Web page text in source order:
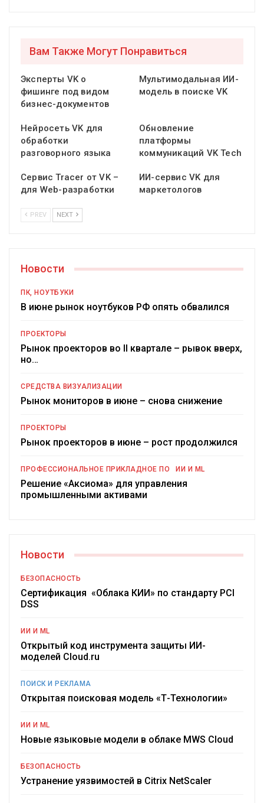
Вам Также Могут Понравиться
Эксперты VK о
фишинге под видом
бизнес-документов
Мультимодальная ИИ-
модель в поиске VK
Нейросеть VK для
обработки
разговорного языка
Обновление
платформы
коммуникаций VK Tech
Сервис Tracer от VK –
для Web-разработки
ИИ-сервис VK для
маркетологов
PREV NEXT
Новости
ПК, НОУТБУКИ
В июне рынок ноутбуков РФ опять обвалился
ПРОЕКТОРЫ
Рынок проекторов во II квартале – рывок вверх,
но…
СРЕДСТВА ВИЗУАЛИЗАЦИИ
Рынок мониторов в июне – снова снижение
ПРОЕКТОРЫ
Рынок проекторов в июне – рост продолжился
ПРОФЕССИОНАЛЬНОЕ ПРИКЛАДНОЕ ПО ИИ И ML
Решение «Аксиома» для управления
промышленными активами
Новости
БЕЗОПАСНОСТЬ
Сертификация «Облака КИИ» по стандарту PCI
DSS
ИИ И ML
Открытый код инструмента защиты ИИ-
моделей Cloud.ru
ПОИСК И РЕКЛАМА
Открытая поисковая модель «Т-Технологии»
ИИ И ML
Новые языковые модели в облаке MWS Cloud
БЕЗОПАСНОСТЬ
Устранение уязвимостей в Citrix NetScaler